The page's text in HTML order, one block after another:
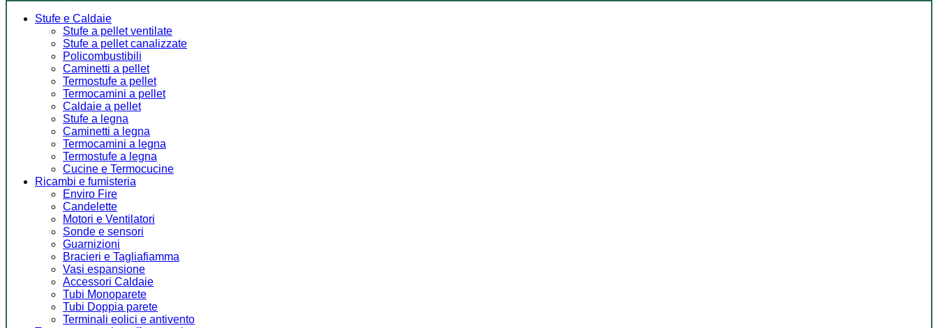
Stufe e Caldaie
Stufe a pellet ventilate
Stufe a pellet canalizzate
Policombustibili
Caminetti a pellet
Termostufe a pellet
Termocamini a pellet
Caldaie a pellet
Stufe a legna
Caminetti a legna
Termocamini a legna
Termostufe a legna
Cucine e Termocucine
Ricambi e fumisteria
Enviro Fire
Candelette
Motori e Ventilatori
Sonde e sensori
Guarnizioni
Bracieri e Tagliafiamma
Vasi espansione
Accessori Caldaie
Tubi Monoparete
Tubi Doppia parete
Terminali eolici e antivento